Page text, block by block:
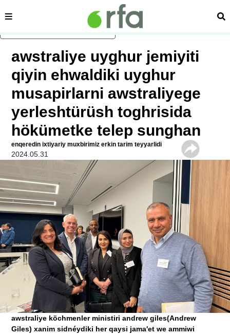
asasliq mezmungha atlang
sehipe
awstraliye uyghur jemiyiti
qiyin ehwaldiki uyghur
musapirlarni awstraliyege
yerleshtürüsh toghrisida
hökümetke telep sunghan
enqeredin ixtiyariy muxbirimiz erkin tarim teyyarlidi
2024.05.31
awstraliye köchmenler ministiri andrew giles(Andrew
Giles) xanim sidnéydiki her qaysi jama'et we ammiwi